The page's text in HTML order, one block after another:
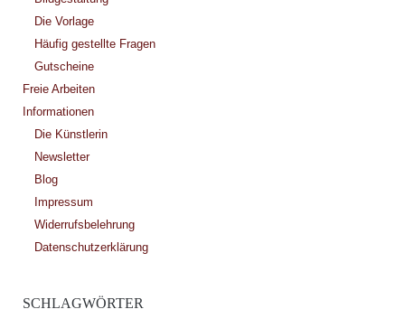
Die Vorlage
Häufig gestellte Fragen
Gutscheine
Freie Arbeiten
Informationen
Die Künstlerin
Newsletter
Blog
Impressum
Widerrufsbelehrung
Datenschutzerklärung
SCHLAGWÖRTER